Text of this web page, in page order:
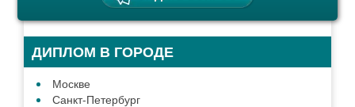
ДИПЛОМ В ГОРОДЕ
Москве
Санкт-Петербург